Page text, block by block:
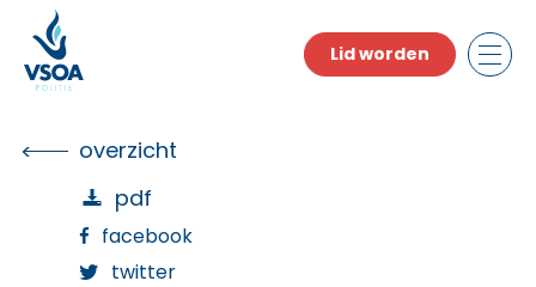
the
content
Lid worden
overzicht
pdf
facebook
twitter